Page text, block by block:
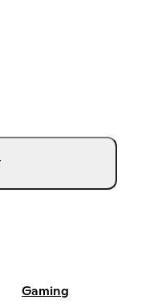
Gaming